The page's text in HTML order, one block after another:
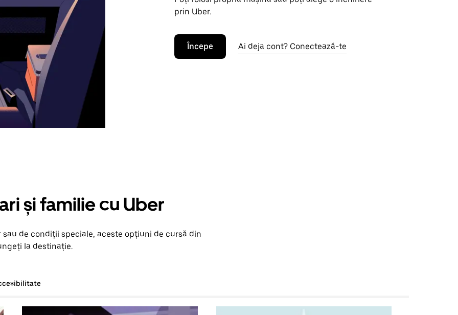
prin Uber.
Începe Ai deja cont? Conectează-te
și familie cu Uber
de condiții speciale, aceste opțiuni de cursă din
la destinație.